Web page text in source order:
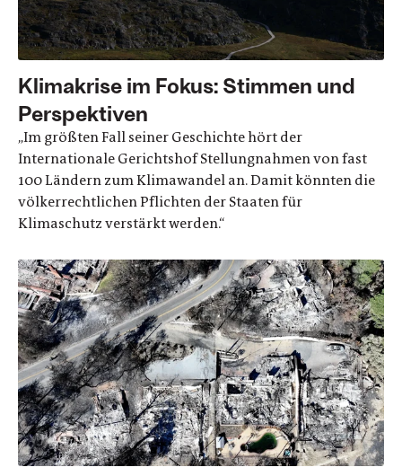
Klimakrise im Fokus: Stimmen und
Perspektiven
„Im größten Fall seiner Geschichte hört der
Internationale Gerichtshof Stellungnahmen von fast
100 Ländern zum Klimawandel an. Damit könnten die
völkerrechtlichen Pflichten der Staaten für
Klimaschutz verstärkt werden.“